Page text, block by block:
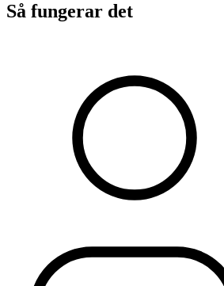
Så fungerar det